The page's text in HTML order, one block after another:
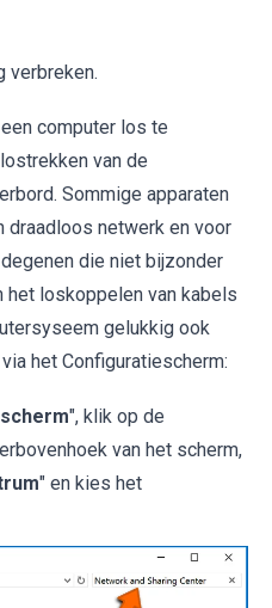
verbreken.
computer los te
van de
Sommige apparaten
draadloos netwerk en voor
die niet bijzonder
het loskoppelen van kabels
gelukkig ook
het Configuratiescherm:
", klik op de
van het scherm,
" en kies het